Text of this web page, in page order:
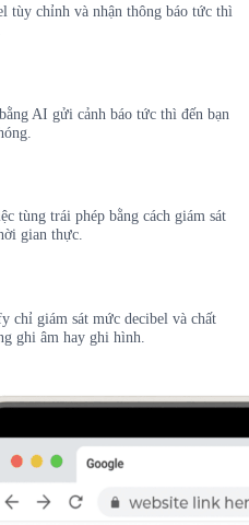
tùy chỉnh và nhận thông báo tức thì
AI gửi cảnh báo tức thì đến bạn
tùng trái phép bằng cách giám sát
gian thực.
chỉ giám sát mức decibel và chất
ghi âm hay ghi hình.